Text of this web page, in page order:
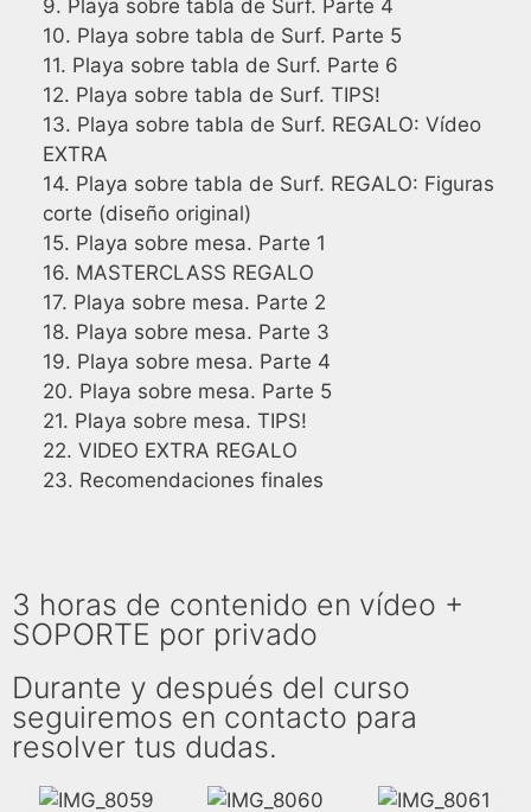
9. Playa sobre tabla de Surf. Parte 4
10. Playa sobre tabla de Surf. Parte 5
11. Playa sobre tabla de Surf. Parte 6
12. Playa sobre tabla de Surf. TIPS!
13. Playa sobre tabla de Surf. REGALO: Vídeo
EXTRA
14. Playa sobre tabla de Surf. REGALO: Figuras
corte (diseño original)
15. Playa sobre mesa. Parte 1
16. MASTERCLASS REGALO
17. Playa sobre mesa. Parte 2
18. Playa sobre mesa. Parte 3
19. Playa sobre mesa. Parte 4
20. Playa sobre mesa. Parte 5
21. Playa sobre mesa. TIPS!
22. VIDEO EXTRA REGALO
23. Recomendaciones finales
3 horas de contenido en vídeo +
SOPORTE por privado
Durante y después del curso
seguiremos en contacto para
resolver tus dudas.